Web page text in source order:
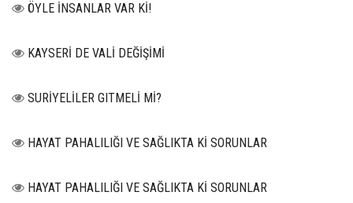
ÖYLE İNSANLAR VAR Kİ!
KAYSERİ DE VALİ DEĞİŞİMİ
SURİYELİLER GITMELİ Mİ?
HAYAT PAHALILIĞI VE SAĞLIKTA Kİ SORUNLAR
HAYAT PAHALILIĞI VE SAĞLIKTA Kİ SORUNLAR